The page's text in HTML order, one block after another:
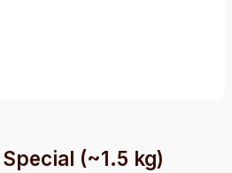
(~1.5 kg)